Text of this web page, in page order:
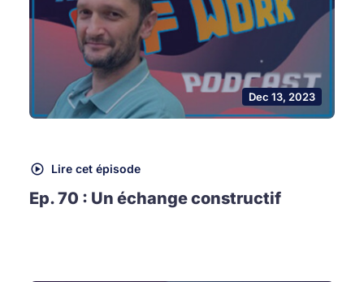
Dec 13, 2023
Lire cet épisode
Ep. 70 : Un échange constructif